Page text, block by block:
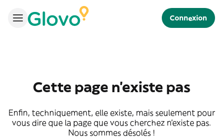
Connexion
Cette page n'existe pas
Enfin, techniquement, elle existe, mais seulement pour
vous dire que la page que vous cherchez n'existe pas.
Nous sommes désolés !